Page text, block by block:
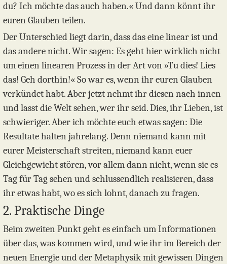
du? Ich möchte das auch haben.« Und dann könnt ihr
euren Glauben teilen.
Der Unterschied liegt darin, dass das eine linear ist und
das andere nicht. Wir sagen: Es geht hier wirklich nicht
um einen linearen Prozess in der Art von »Tu dies! Lies
das! Geh dorthin!« So war es, wenn ihr euren Glauben
verkündet habt. Aber jetzt nehmt ihr diesen nach innen
und lasst die Welt sehen, wer ihr seid. Dies, ihr Lieben, ist
schwieriger. Aber ich möchte euch etwas sagen: Die
Resultate halten jahrelang. Denn niemand kann mit
eurer Meisterschaft streiten, niemand kann euer
Gleichgewicht stören, vor allem dann nicht, wenn sie es
Tag für Tag sehen und schlussendlich realisieren, dass
ihr etwas habt, wo es sich lohnt, danach zu fragen.
2. Praktische Dinge
Beim zweiten Punkt geht es einfach um Informationen
über das, was kommen wird, und wie ihr im Bereich der
neuen Energie und der Metaphysik mit gewissen Dingen